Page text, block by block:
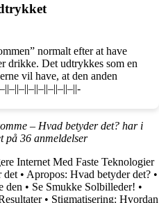
normalt efter at have
drikke. Det udtrykkes som en
vil have, at den anden
– Hvad betyder det? har i
på 36 anmeldelser
Internet Med Faste Teknologier
det • Apropos: Hvad betyder det? •
den • Se Smukke Solbilleder! •
• Stigmatisering: Hvordan